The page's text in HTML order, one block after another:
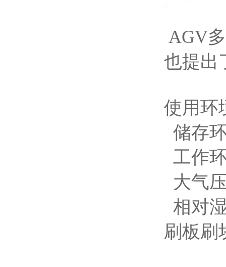
AGV
也提出
使用环
储存
工作
大气
相对
刷板刷